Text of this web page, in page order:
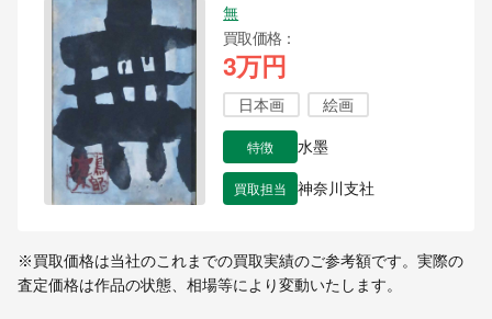
無
買取価格
3万円
日本画 絵画
特徴 水墨
買取担当 神奈川支社
※買取価格は当社のこれまでの買取実績のご参考額です。実際の
査定価格は作品の状態、相場等により変動いたします。